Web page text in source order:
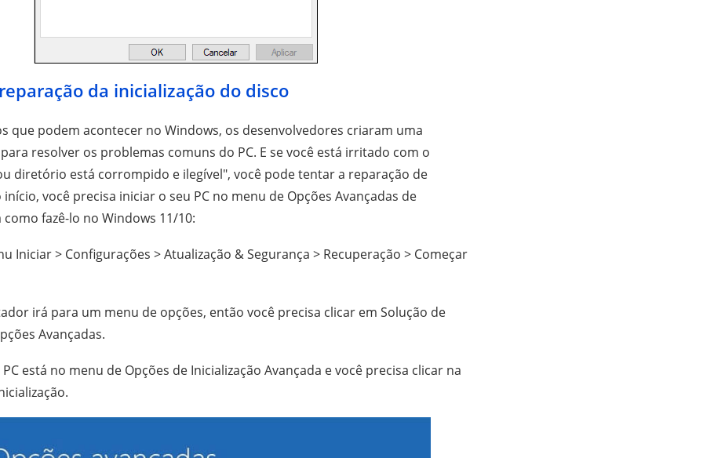
da inicialização do disco
que podem acontecer no Windows, os desenvolvedores criaram uma
resolver os problemas comuns do PC. E se você está irritado com o
diretório está corrompido e ilegível", você pode tentar a reparação de
início, você precisa iniciar o seu PC no menu de Opções Avançadas de
como fazê-lo no Windows 11/10:
Iniciar > Configurações > Atualização & Segurança > Recuperação > Começar
irá para um menu de opções, então você precisa clicar em Solução de
Avançadas.
está no menu de Opções de Inicialização Avançada e você precisa clicar na